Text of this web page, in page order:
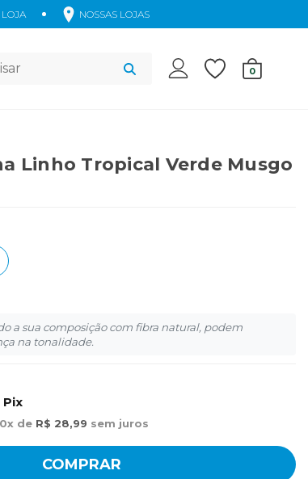
NOSSAS LOJAS
0
Linho Tropical Verde Musgo
a sua composição com fibra natural, podem
na tonalidade.
Pix
de R$ 28,99 sem juros
COMPRAR